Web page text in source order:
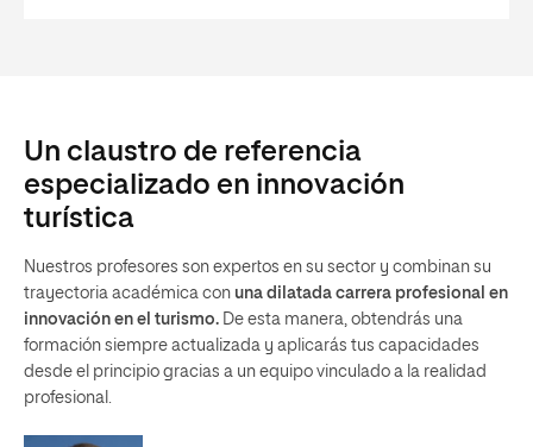
Un claustro de referencia
especializado en innovación
turística
Nuestros profesores son expertos en su sector y combinan su
trayectoria académica con una dilatada carrera profesional en
innovación en el turismo. De esta manera, obtendrás una
formación siempre actualizada y aplicarás tus capacidades
desde el principio gracias a un equipo vinculado a la realidad
profesional.